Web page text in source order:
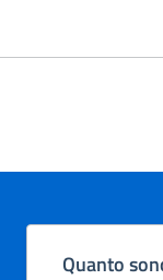
Quanto